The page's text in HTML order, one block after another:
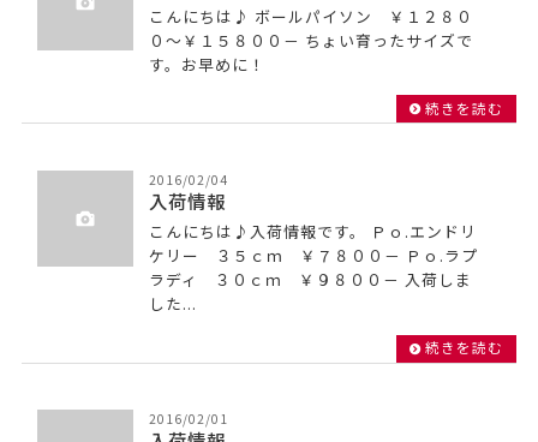
こんにちは♪ ボールパイソン ￥１２８０
０～￥１５８００－ ちょい育ったサイズで
す。お早めに！
続きを読む
2016/02/04
入荷情報
こんにちは♪入荷情報です。 Ｐｏ.エンドリ
ケリー ３５ｃｍ ￥７８００－ Ｐｏ.ラプ
ラディ ３０ｃｍ ￥９８００－ 入荷しま
した...
続きを読む
2016/02/01